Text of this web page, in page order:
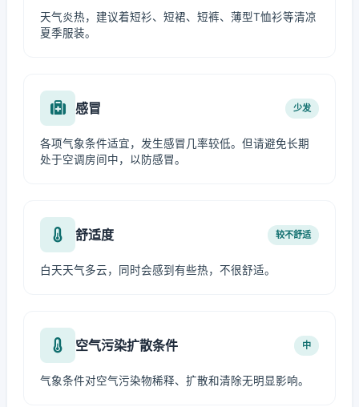
天气炎热，建议着短衫、短裙、短裤、薄型T恤衫等清凉
夏季服装。
感冒 少发
各项气象条件适宜，发生感冒几率较低。但请避免长期
处于空调房间中，以防感冒。
舒适度 较不舒适
白天天气多云，同时会感到有些热，不很舒适。
空气污染扩散条件 中
气象条件对空气污染物稀释、扩散和清除无明显影响。